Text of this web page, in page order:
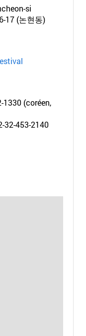
si
17 (논현동)
1330 (coréen,
32-453-2140